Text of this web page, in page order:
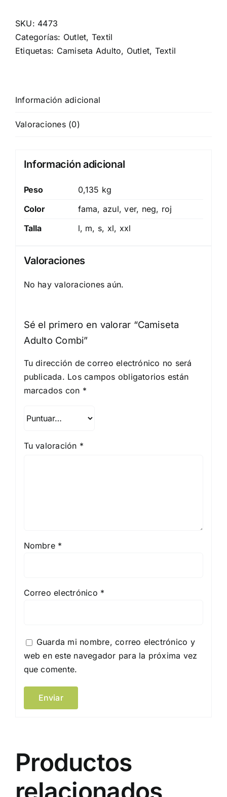
SKU: 4473
Categorías: Outlet, Textil
Etiquetas: Camiseta Adulto, Outlet, Textil
Información adicional
Valoraciones (0)
Información adicional
Peso
0,135 kg
Color
fama, azul, ver, neg, roj
Talla
l, m, s, xl, xxl
Valoraciones
No hay valoraciones aún.
Sé el primero en valorar “Camiseta
Adulto Combi”
Tu dirección de correo electrónico no será
publicada. Los campos obligatorios están
marcados con *
Tu valoración *
Nombre *
Correo electrónico *
Guarda mi nombre, correo electrónico y
web en este navegador para la próxima vez
que comente.
Productos